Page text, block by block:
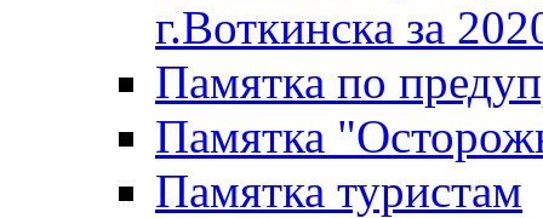
г.Воткинска за
Памятка по
Памятка
Памятка туристам